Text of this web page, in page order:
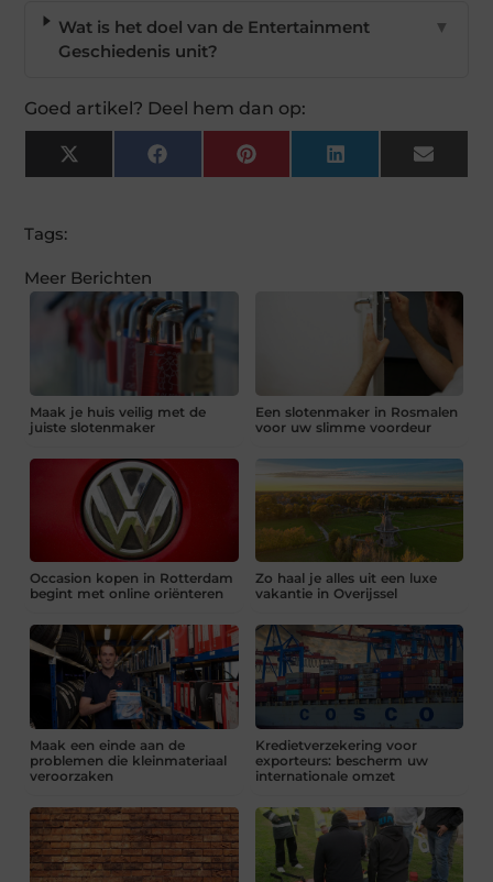
Wat is het doel van de Entertainment
Geschiedenis unit?
▼
Goed artikel? Deel hem dan op:
X
(Twitter)
FacebookPinterest LinkedIn Email
Tags:
Meer Berichten
Maak je huis veilig met de
juiste slotenmaker
Een slotenmaker in Rosmalen
voor uw slimme voordeur
Occasion kopen in Rotterdam
begint met online oriënteren
Zo haal je alles uit een luxe
vakantie in Overijssel
Maak een einde aan de
problemen die kleinmateriaal
veroorzaken
Kredietverzekering voor
exporteurs: bescherm uw
internationale omzet